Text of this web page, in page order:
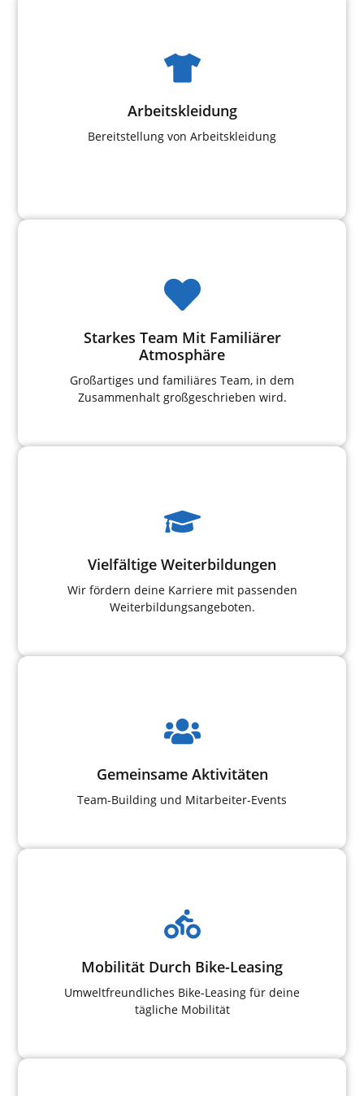
Arbeitskleidung
Bereitstellung von Arbeitskleidung
Starkes Team Mit Familiärer
Atmosphäre
Großartiges und familiäres Team, in dem
Zusammenhalt großgeschrieben wird.
Vielfältige Weiterbildungen
Wir fördern deine Karriere mit passenden
Weiterbildungsangeboten.
Gemeinsame Aktivitäten
Team-Building und Mitarbeiter-Events
Mobilität Durch Bike-Leasing
Umweltfreundliches Bike-Leasing für deine
tägliche Mobilität